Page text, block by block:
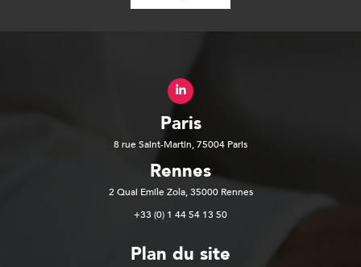
Paris
8 rue Saint-Martin, 75004 Paris
Rennes
2 Quai Emile Zola, 35000 Rennes
+33 (0) 1 44 54 13 50
Plan du site